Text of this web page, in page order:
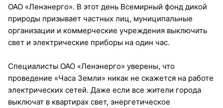
ОАО «Ленэнерго». В этот день Всемирный фонд дикой
природы призывает частных лиц, муниципальные
организации и коммерческие учреждения выключить
свет и электрические приборы на один час.
Специалисты ОАО «Ленэнерго» уверены, что
проведение «Часа Земли» никак не скажется на работе
электрических сетей. Даже если все жители города
выключат в квартирах свет, энергетическое